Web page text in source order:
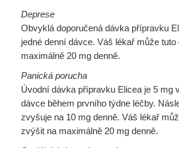
Deprese
Obvyklá doporučená dávka přípravku
jedné denní dávce. Váš lékař může
maximálně 20 mg denně.
Panická porucha
Úvodní dávka přípravku Elicea je 5 mg
dávce během prvního týdne léčby.
zvyšuje na 10 mg denně. Váš lékař
zvýšit na maximálně 20 mg denně.